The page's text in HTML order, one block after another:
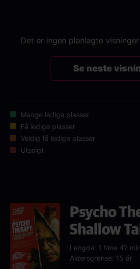
Det er ingen planlagte
Se neste
Mange ledige plasser
Få ledige plasser
Veldig få ledige plasser
Utsolgt
Psycho
Shallow
Lengde: 1 time 42 min
Aldersgrense: 15 år